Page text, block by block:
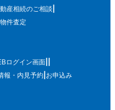
産相続のご相談
件査定
ログイン画面
報・内見予約 お申込み